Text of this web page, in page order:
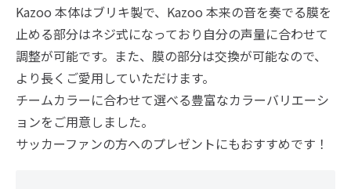
Kazoo 本体はブリキ製で、Kazoo 本来の音を奏でる膜を
止める部分はネジ式になっており自分の声量に合わせて
調整が可能です。また、膜の部分は交換が可能なので、
より長くご愛用していただけます。
チームカラーに合わせて選べる豊富なカラーバリエーシ
ョンをご用意しました。
サッカーファンの方へのプレゼントにもおすすめです！